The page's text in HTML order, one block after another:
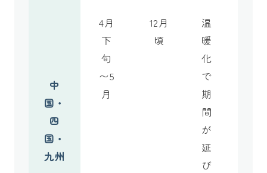
中
国・
四
国・
九州
4月
下
旬
〜5
月
12月
頃
温
暖
化
で
期
間
が
延
び